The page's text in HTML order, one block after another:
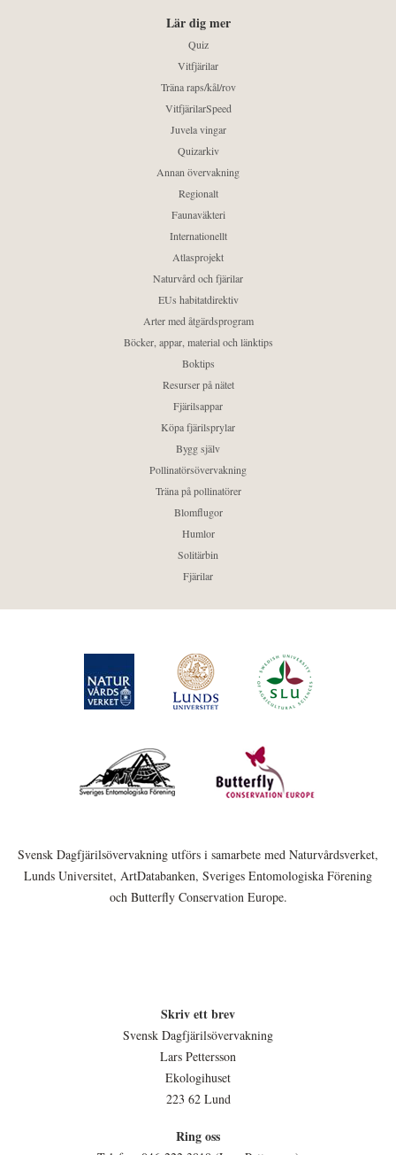
Lär dig mer
Quiz
Vitfjärilar
Träna raps/kål/rov
VitfjärilarSpeed
Juvela vingar
Quizarkiv
Annan övervakning
Regionalt
Faunaväkteri
Internationellt
Atlasprojekt
Naturvård och fjärilar
EUs habitatdirektiv
Arter med åtgärdsprogram
Böcker, appar, material och länktips
Boktips
Resurser på nätet
Fjärilsappar
Köpa fjärilsprylar
Bygg själv
Pollinatörsövervakning
Träna på pollinatörer
Blomflugor
Humlor
Solitärbin
Fjärilar
Svensk Dagfjärilsövervakning utförs i samarbete med Naturvårdsverket,
Lunds Universitet, ArtDatabanken, Sveriges Entomologiska Förening
och Butterfly Conservation Europe.
Skriv ett brev
Svensk Dagfjärilsövervakning
Lars Pettersson
Ekologihuset
223 62 Lund
Ring oss